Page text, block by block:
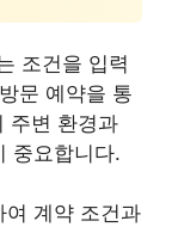
조건을 입력
문 예약을 통
주변 환경과
중요합니다.
여 계약 조건과